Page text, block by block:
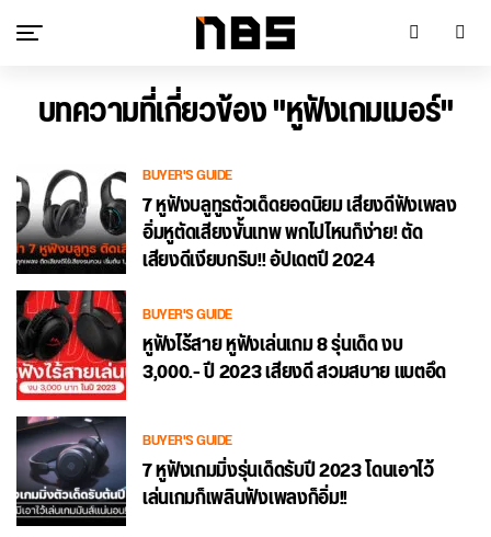
บทความที่เกี่ยวข้อง "หูฟังเกมเมอร์"
BUYER'S GUIDE
7 หูฟังบลูทูธตัวเด็ดยอดนิยม เสียงดีฟังเพลง
อิ่มหูตัดเสียงขั้นเทพ พกไปไหนก็ง่าย! ตัด
เสียงดีเงียบกริบ!! อัปเดตปี 2024
BUYER'S GUIDE
หูฟังไร้สาย หูฟังเล่นเกม 8 รุ่นเด็ด งบ
3,000.- ปี 2023 เสียงดี สวมสบาย แบตอึด
BUYER'S GUIDE
7 หูฟังเกมมิ่งรุ่นเด็ดรับปี 2023 โดนเอาไว้
เล่นเกมก็เพลินฟังเพลงก็อิ่ม!!